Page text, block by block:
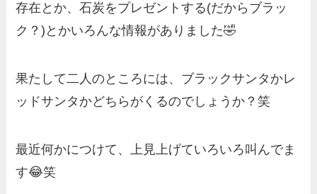
存在とか、石炭をプレゼントする(だからブラッ
ク？)とかいろんな情報がありました🤣
果たして二人のところには、ブラックサンタかレ
ッドサンタかどちらがくるのでしょうか？笑
最近何かにつけて、上見上げていろいろ叫んでま
す😂笑